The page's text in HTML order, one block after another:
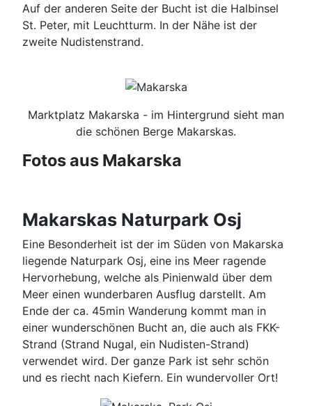
Auf der anderen Seite der Bucht ist die Halbinsel
St. Peter, mit Leuchtturm. In der Nähe ist der
zweite Nudistenstrand.
Marktplatz Makarska - im Hintergrund sieht man
die schönen Berge Makarskas.
Fotos aus Makarska
Makarskas Naturpark Osj
Eine Besonderheit ist der im Süden von Makarska
liegende Naturpark Osj, eine ins Meer ragende
Hervorhebung, welche als Pinienwald über dem
Meer einen wunderbaren Ausflug darstellt. Am
Ende der ca. 45min Wanderung kommt man in
einer wunderschönen Bucht an, die auch als FKK-
Strand (Strand Nugal, ein Nudisten-Strand)
verwendet wird. Der ganze Park ist sehr schön
und es riecht nach Kiefern. Ein wundervoller Ort!